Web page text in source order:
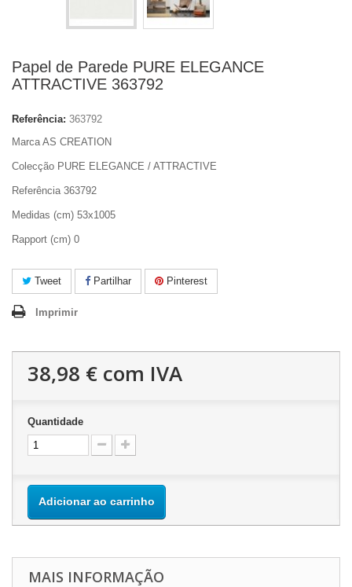
Papel de Parede PURE ELEGANCE
ATTRACTIVE 363792
Referência: 363792
Marca AS CREATION
Colecção PURE ELEGANCE / ATTRACTIVE
Referência 363792
Medidas (cm) 53x1005
Rapport (cm) 0
Tweet Partilhar Pinterest
Imprimir
38,98 € com IVA
Quantidade
Adicionar ao carrinho
MAIS INFORMAÇÃO